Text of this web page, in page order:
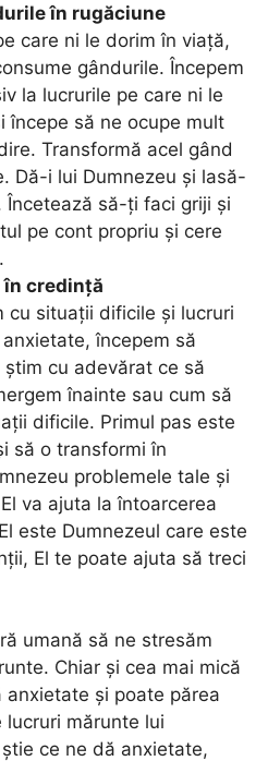
în rugăciune
care ni le dorim în viață,
gândurile. Începem
la lucrurile pe care ni le
începe să ne ocupe mult
Transformă acel gând
Dă-i lui Dumnezeu și lasă-
Încetează să-ți faci griji și
pe cont propriu și cere
credință
cu situații dificile și lucruri
începem să
cu adevărat ce să
înainte sau cum să
dificile. Primul pas este
să o transformi în
problemele tale și
va ajuta la întoarcerea
este Dumnezeul care este
El te poate ajuta să treci
umană să ne stresăm
Chiar și cea mai mică
anxietate și poate părea
mărunte lui
ce ne dă anxietate,